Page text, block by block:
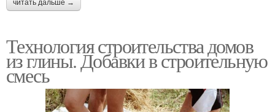
читать дальше →
Технология строительства домов
из глины. Добавки в строительную
смесь